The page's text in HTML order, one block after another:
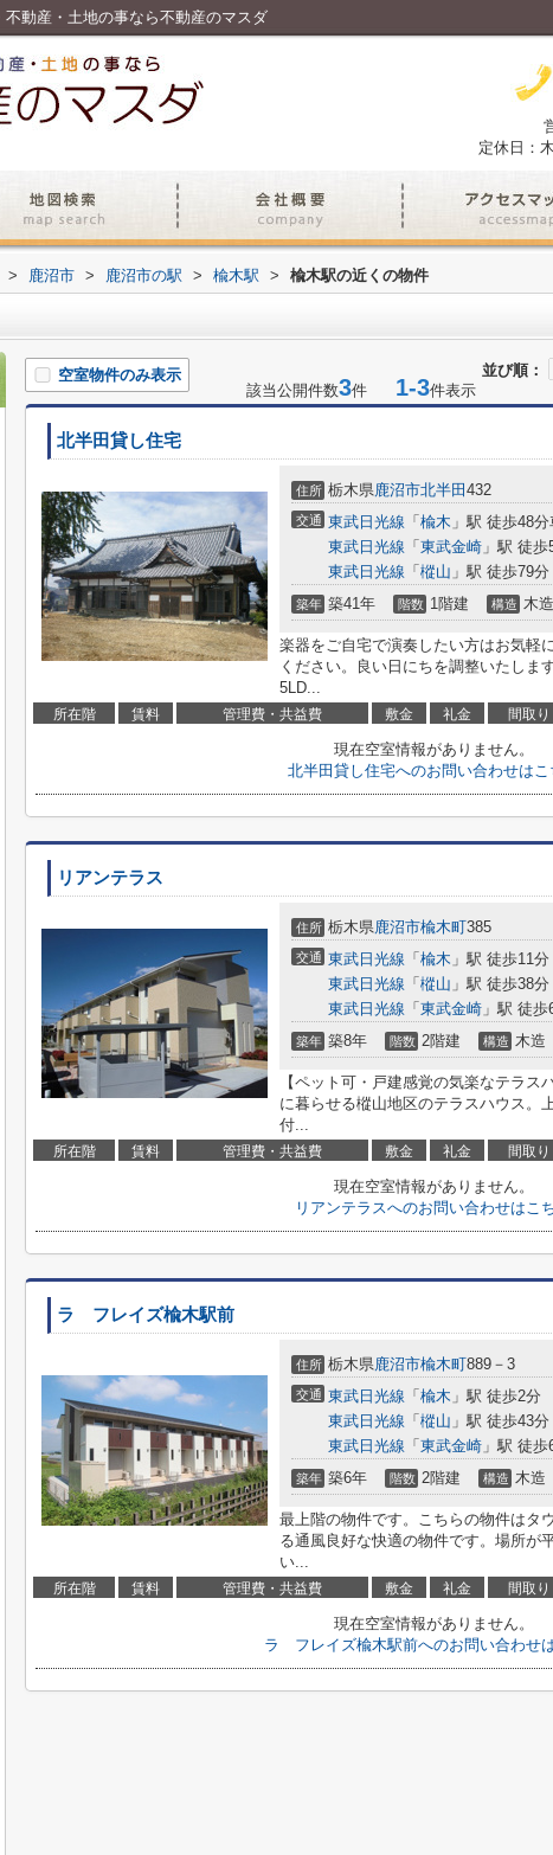
動産・土地の事なら不動産のマスダ
定休日：
> 鹿沼市 > 鹿沼市の駅 > 楡木駅 > 楡木駅の近くの物件
並び順：
空室物件のみ表示
該当公開件数3件 1-3件表示
北半田貸し住宅
住所 栃木県鹿沼市北半田 432
交通 東武日光線 「 楡木 」駅 徒歩48
東武日光線 「 東武金崎 」駅 徒歩
東武日光線 「 樅山 」駅 徒歩79分
築年 築41年 階数 1階建 構造 木造
楽器をご自宅で演奏したい方はお気軽
ください。良い日にちを調整いたしま
5LD...
所在階 賃料 管理費・共益費 敷金 礼金 間取り
現在空室情報がありません。
北半田貸し住宅へのお問い合わせはこ
リアンテラス
住所 栃木県鹿沼市楡木町385
交通 東武日光線 「 楡木 」駅 徒歩11分
東武日光線 「 樅山 」駅 徒歩38分
東武日光線 「 東武金崎 」駅 徒歩
築年 築8年 階数 2階建 構造 木造
【ペット可・戸建感覚の気楽なテラ
に暮らせる樅山地区のテラスハウス。
付...
所在階 賃料 管理費・共益費 敷金 礼金 間取り
現在空室情報がありません。
リアンテラスへのお問い合わせはこ
ラ フレイズ楡木駅前
住所 栃木県鹿沼市楡木町889－3
交通 東武日光線 「 楡木 」駅 徒歩2分
東武日光線 「 樅山 」駅 徒歩43分
東武日光線 「 東武金崎 」駅 徒歩
築年 築6年 階数 2階建 構造 木造
最上階の物件です。こちらの物件はタ
る通風良好な快適の物件です。場所が
い...
所在階 賃料 管理費・共益費 敷金 礼金 間取り
現在空室情報がありません。
ラ フレイズ楡木駅前へのお問い合わせ